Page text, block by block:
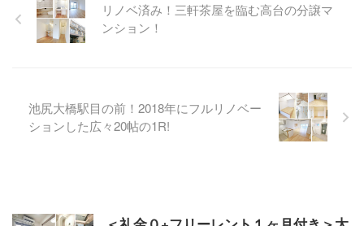
リノベ済み！三軒茶屋を臨む高台の分譲マ
ンション！
池尻大橋駅目の前！2018年にフルリノベー
ションした広々20帖の1R!